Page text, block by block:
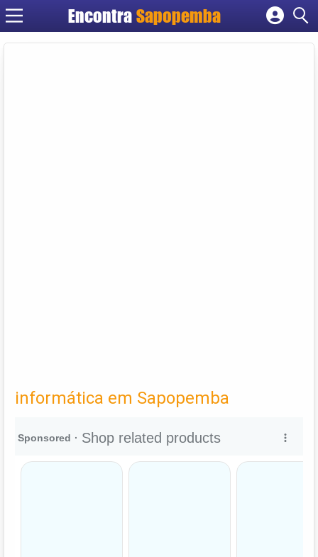
Encontra Sapopemba
Cadastrar empresa
informática em Sapopemba